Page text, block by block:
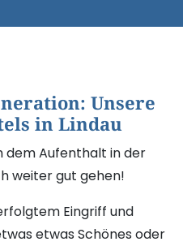
Unsere
in Lindau
dem Aufenthalt in der
weiter gut gehen!
Eingriff und
etwas Schönes oder